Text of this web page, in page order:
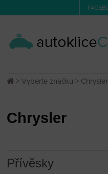
>Vyberte značku > Chrysler
Chrysler
Přívěsky